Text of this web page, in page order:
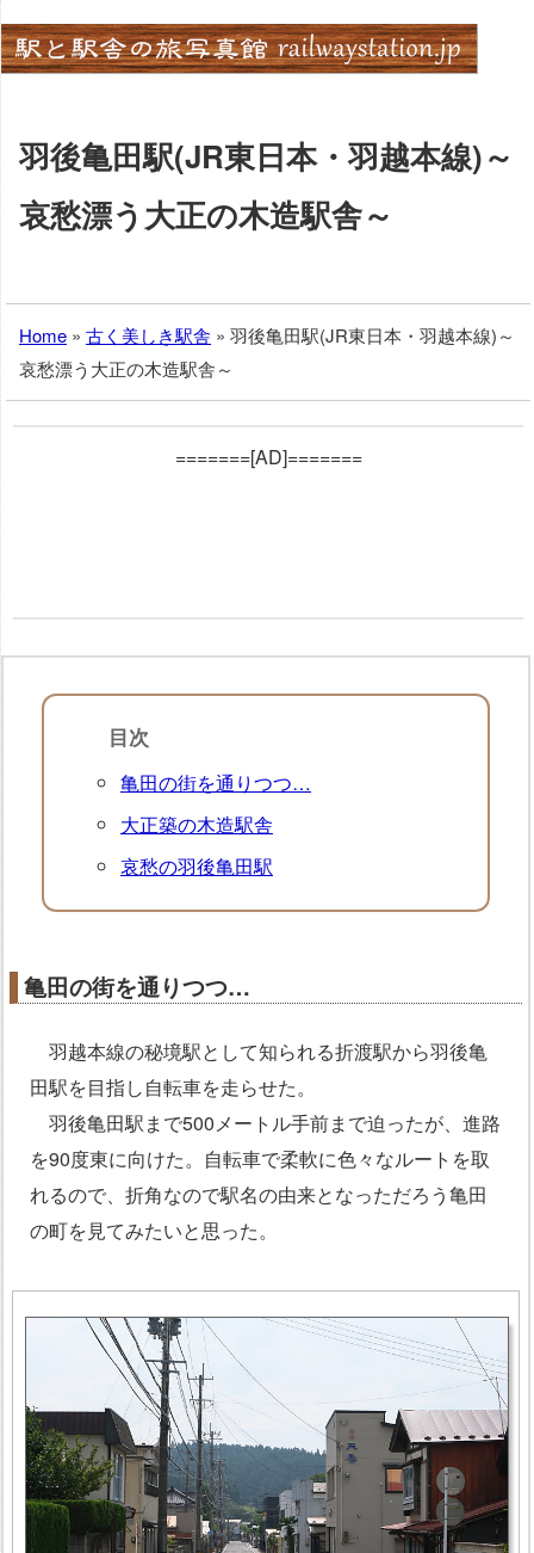
Skip
to
content
羽後亀田駅(JR東日本・羽越本線)～
哀愁漂う大正の木造駅舎～
Home » 古く美しき駅舎 » 羽後亀田駅(JR東日本・羽越本線)～
哀愁漂う大正の木造駅舎～
=======[AD]=======
目次
亀田の街を通りつつ…
大正築の木造駅舎
哀愁の羽後亀田駅
亀田の街を通りつつ…
羽越本線の秘境駅として知られる折渡駅から羽後亀
田駅を目指し自転車を走らせた。
羽後亀田駅まで500メートル手前まで迫ったが、進路
を90度東に向けた。自転車で柔軟に色々なルートを取
れるので、折角なので駅名の由来となっただろう亀田
の町を見てみたいと思った。